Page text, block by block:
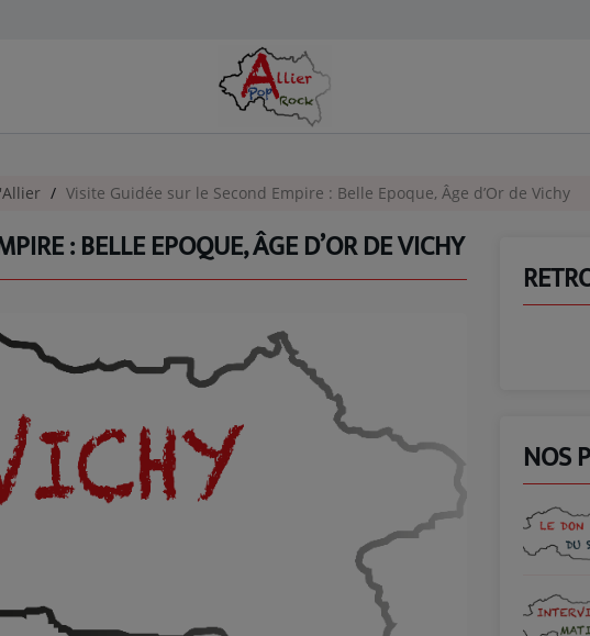
Visite Guidée sur le Second Empire : Belle Epoque, Âge d’Or de Vichy
: BELLE EPOQUE, ÂGE D’OR DE VICHY
NOS